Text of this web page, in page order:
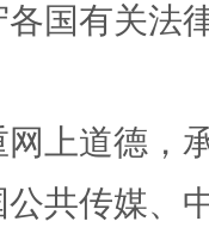
各国有关法
上道德，
公共传媒、